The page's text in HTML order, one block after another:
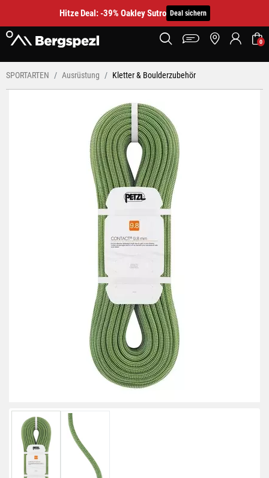
Hitze Deal: -39% Oakley Sutro Deal sichern
0
SPORTARTEN Ausrüstung Kletter & Boulderzubehör